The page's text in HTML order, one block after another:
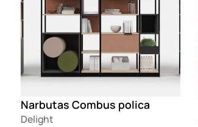
Narbutas Combus polica
Delight